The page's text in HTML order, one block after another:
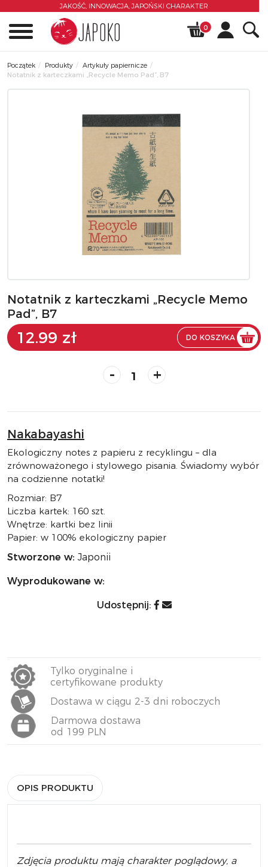
JAKOŚĆ, INNOWACJA, JAPOŃSKI CHARAKTER
0
Początek Produkty
Artykuły papiernicze
Notatnik z karteczkami „Recycle Memo Pad”, B7
Notatnik z karteczkami „Recycle Memo
Pad”, B7
12.99 zł DO KOSZYKA
- +
Nakabayashi
Ekologiczny notes z papieru z recyklingu – dla
zrównoważonego i stylowego pisania. Świadomy wybór
na codzienne notatki!
Rozmiar: B7
Liczba kartek: 160 szt.
Wnętrze: kartki bez linii
Papier: w 100% ekologiczny papier
Stworzone w: Japonii
Wyprodukowane w:
Udostępnij:
Tylko oryginalne i
certyfikowane produkty
Dostawa w ciągu 2-3 dni roboczych
Darmowa dostawa
od 199 PLN
OPIS PRODUKTU
Zdjęcia produktu mają charakter poglądowy, a